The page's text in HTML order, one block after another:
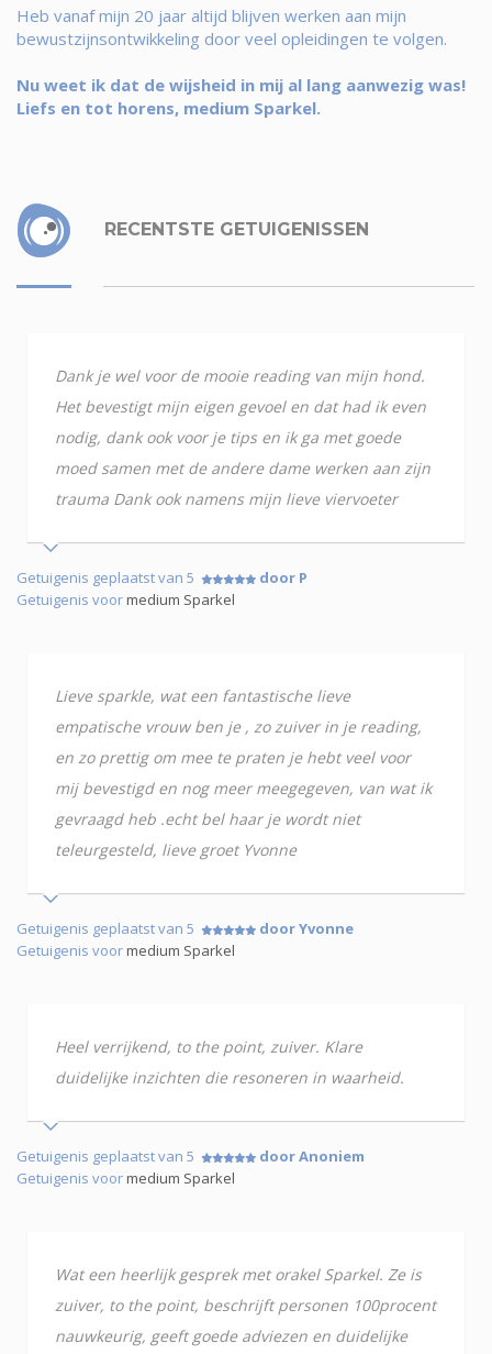
Heb vanaf mijn 20 jaar altijd blijven werken aan mijn
bewustzijnsontwikkeling door veel opleidingen te volgen.
Nu weet ik dat de wijsheid in mij al lang aanwezig was!
Liefs en tot horens, medium Sparkel.
RECENTSTE GETUIGENISSEN
Dank je wel voor de mooie reading van mijn hond.
Het bevestigt mijn eigen gevoel en dat had ik even
nodig, dank ook voor je tips en ik ga met goede
moed samen met de andere dame werken aan zijn
trauma Dank ook namens mijn lieve viervoeter
Getuigenis geplaatst van 5
door P
Getuigenis voormedium Sparkel
Lieve sparkle, wat een fantastische lieve
empatische vrouw ben je , zo zuiver in je reading,
en zo prettig om mee te praten je hebt veel voor
mij bevestigd en nog meer meegegeven, van wat ik
gevraagd heb .echt bel haar je wordt niet
teleurgesteld, lieve groet Yvonne
Getuigenis geplaatst van 5
door Yvonne
Getuigenis voormedium Sparkel
Heel verrijkend, to the point, zuiver. Klare
duidelijke inzichten die resoneren in waarheid.
Getuigenis geplaatst van 5
door Anoniem
Getuigenis voormedium Sparkel
Wat een heerlijk gesprek met orakel Sparkel. Ze is
zuiver, to the point, beschrijft personen 100procent
nauwkeurig, geeft goede adviezen en duidelijke